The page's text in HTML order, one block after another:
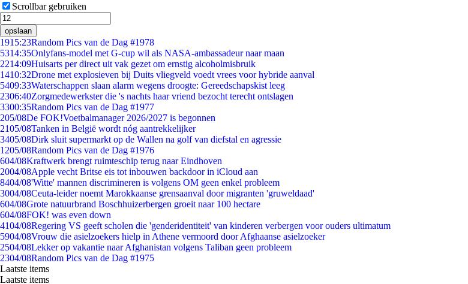
Scrollbar gebruiken
opslaan
1915:23Random Pics van de Dag #1978
5314:35Onlyfans-model met G-cup wil als NASA-ambassadeur naar maan
2214:09Huisarts per direct uit vak gezet om ernstig alcoholmisbruik
1410:32Drone met explosieven bij Duits vliegveld voedt vrees voor hybride aanval
5409:33Waterschappen slaan alarm wegens droogte: Gereedschapskist leeg
2306:40Zorgmedewerkster die 's nachts haar vriend bezocht terecht ontslagen
3300:35Random Pics van de Dag #1977
205/08De FOK!Voetbalmanager 2026/2027 is begonnen
2105/08Tanken in België wordt nóg aantrekkelijker
3405/08Dirk sluit supermarkt op de Wallen na golf van diefstal en agressie
1205/08Random Pics van de Dag #1976
604/08Kraftwerk brengt ruimteschip terug naar Eindhoven
2004/08Apple vecht Britse eis tot inbouwen backdoor in iCloud aan
8404/08'Witte' mannen discrimineren is volgens OM geen enkel probleem
3004/08Ceuta-leider noemt Marokkaanse grensaanval door migranten 'gruweldaad'
604/08Grote natuurbrand Boschhuizerbergen groeit naar 100 hectare
604/08FOK! was even down
4104/08Regering VS geeft scholen die 'genderidentiteit' van kinderen verbergen voor ouders ultimatum
5904/08Vrouw die asielzoekers hielp in Athene vermoord door Afghaanse asielzoeker
2504/08Lekker op vakantie naar Afghanistan volgens Taliban geen probleem
2304/08Random Pics van de Dag #1975
Laatste items
Laatste items